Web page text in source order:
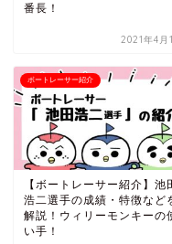
番長！
2021年4月
ボートレーサー紹介
【ボートレーサー紹介】池
浩二選手の成績・特徴など
解説！ウィリーモンキーの
い手！